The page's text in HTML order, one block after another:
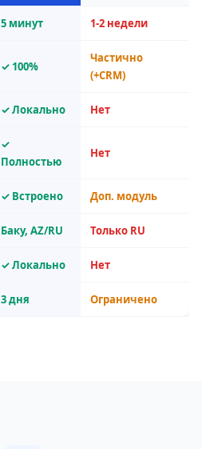
5 минут 1-2 недели
✓ 100%
Частично
(+CRM)
✓ Локально Нет
✓
Полностью
Нет
✓ Встроено Доп. модуль
Баку, AZ/RU Только RU
✓ Локально Нет
3 дня Ограничено